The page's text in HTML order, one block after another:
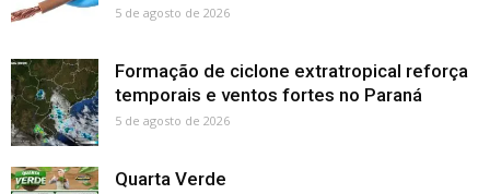
5 de agosto de 2026
Formação de ciclone extratropical reforça
temporais e ventos fortes no Paraná
5 de agosto de 2026
Quarta Verde